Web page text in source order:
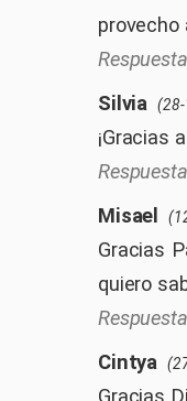
provecho
Silvia
¡Gracias
Misael
Gracias
quiero
Cintya